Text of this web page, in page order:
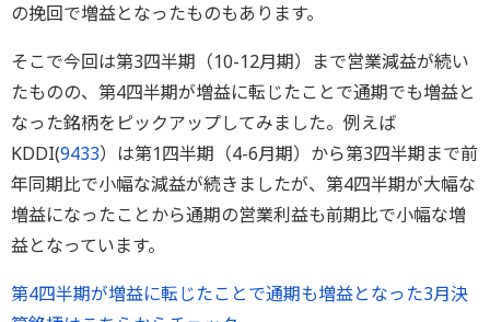
の挽回で増益となったものもあります。
そこで今回は第3四半期（10-12月期）まで営業減益が続い
たものの、第4四半期が増益に転じたことで通期でも増益と
なった銘柄をピックアップしてみました。例えば
KDDI(9433）は第1四半期（4-6月期）から第3四半期まで前
年同期比で小幅な減益が続きましたが、第4四半期が大幅な
増益になったことから通期の営業利益も前期比で小幅な増
益となっています。
第4四半期が増益に転じたことで通期も増益となった3月決